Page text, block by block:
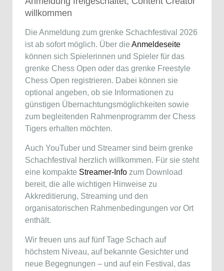
willkommen
Die Anmeldung zum grenke Schachfestival 2026
ist ab sofort möglich. Über die Anmeldeseite
können sich Spielerinnen und Spieler für das
grenke Chess Open oder das grenke Freestyle
Chess Open registrieren. Dabei können sie
optional angeben, ob sie Informationen zu
günstigen Übernachtungsmöglichkeiten sowie
zum begleitenden Rahmenprogramm der Chess
Tigers erhalten möchten.
Auch YouTuber und Streamer sind beim grenke
Schachfestival herzlich willkommen. Für sie steht
eine kompakte Streamer-Info zum Download
bereit, die alle wichtigen Hinweise zu
Akkreditierung, Streaming und den
organisatorischen Rahmenbedingungen vor Ort
enthält.
Wir freuen uns auf fünf Tage Schach auf
höchstem Niveau, auf bekannte Gesichter und
neue Begegnungen – und auf ein Festival, das